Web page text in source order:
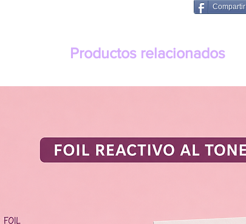
Compartir
Productos relacionados